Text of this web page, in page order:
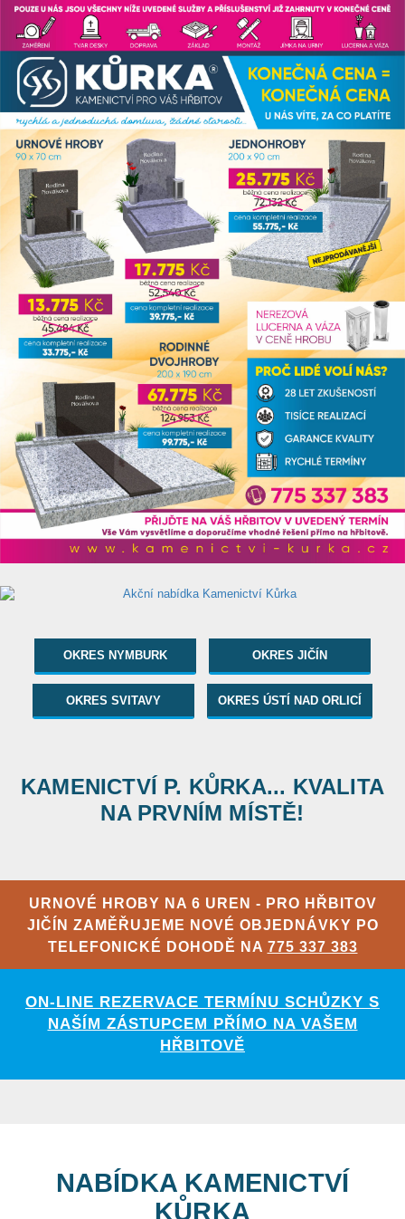
OKRES NYMBURK OKRES JIČÍN
OKRES SVITAVY OKRES ÚSTÍ NAD ORLICÍ
KAMENICTVÍ P. KŮRKA... KVALITA
NA PRVNÍM MÍSTĚ!
URNOVÉ HROBY NA 6 UREN - PRO HŘBITOV
JIČÍN ZAMĚŘUJEME NOVÉ OBJEDNÁVKY PO
TELEFONICKÉ DOHODĚ NA 775 337 383
ON-LINE REZERVACE TERMÍNU SCHŮZKY S
NAŠÍM ZÁSTUPCEM PŘÍMO NA VAŠEM
HŘBITOVĚ
NABÍDKA KAMENICTVÍ
KŮRKA